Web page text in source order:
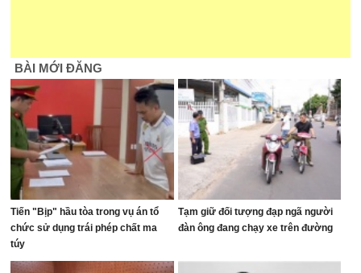
BÀI MỚI ĐĂNG
Tiến "Bịp" hầu tòa trong vụ án tổ
chức sử dụng trái phép chất ma
túy
Tạm giữ đối tượng đạp ngã người
đàn ông đang chạy xe trên đường